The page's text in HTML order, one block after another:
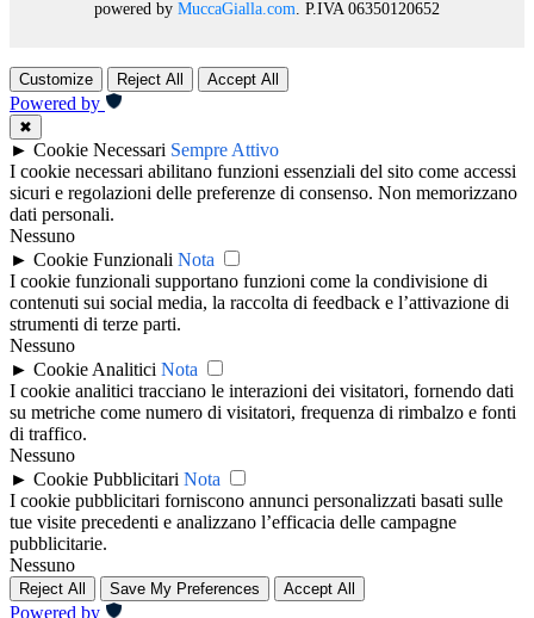
powered by MuccaGialla.com . P.IVA 06350120652
Customize Reject All Accept All
Powered by
✖
► Cookie Necessari Sempre Attivo
I cookie necessari abilitano funzioni essenziali del sito come accessi
sicuri e regolazioni delle preferenze di consenso. Non memorizzano
dati personali.
Nessuno
► Cookie Funzionali Nota
I cookie funzionali supportano funzioni come la condivisione di
contenuti sui social media, la raccolta di feedback e l’attivazione di
strumenti di terze parti.
Nessuno
► Cookie Analitici Nota
I cookie analitici tracciano le interazioni dei visitatori, fornendo dati
su metriche come numero di visitatori, frequenza di rimbalzo e fonti
di traffico.
Nessuno
► Cookie Pubblicitari Nota
I cookie pubblicitari forniscono annunci personalizzati basati sulle
tue visite precedenti e analizzano l’efficacia delle campagne
pubblicitarie.
Nessuno
Reject All Save My Preferences Accept All
Powered by